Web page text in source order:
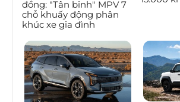
đồng: "Tân binh" MPV 7
chỗ khuấy động phân
khúc xe gia đình